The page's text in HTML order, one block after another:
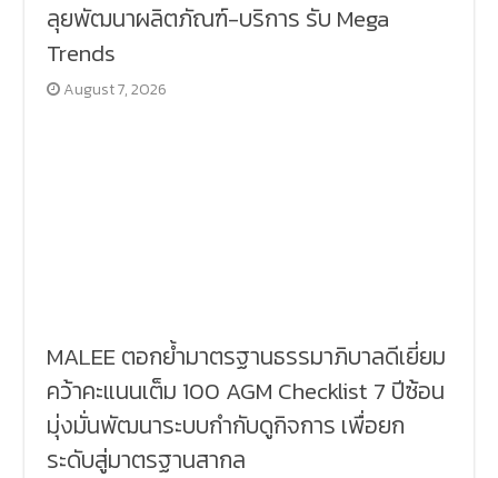
ลุยพัฒนาผลิตภัณฑ์-บริการ รับ Mega
Trends
August 7, 2026
MALEE ตอกย้ำมาตรฐานธรรมาภิบาลดีเยี่ยม
คว้าคะแนนเต็ม 100 AGM Checklist 7 ปีซ้อน
มุ่งมั่นพัฒนาระบบกำกับดูกิจการ เพื่อยก
ระดับสู่มาตรฐานสากล